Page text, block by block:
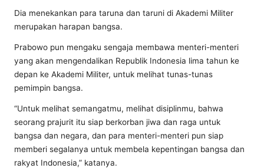
Dia menekankan para taruna dan taruni di Akademi Militer
merupakan harapan bangsa.
Prabowo pun mengaku sengaja membawa menteri-menteri
yang akan mengendalikan Republik Indonesia lima tahun ke
depan ke Akademi Militer, untuk melihat tunas-tunas
pemimpin bangsa.
“Untuk melihat semangatmu, melihat disiplinmu, bahwa
seorang prajurit itu siap berkorban jiwa dan raga untuk
bangsa dan negara, dan para menteri-menteri pun siap
memberi segalanya untuk membela kepentingan bangsa dan
rakyat Indonesia,” katanya.